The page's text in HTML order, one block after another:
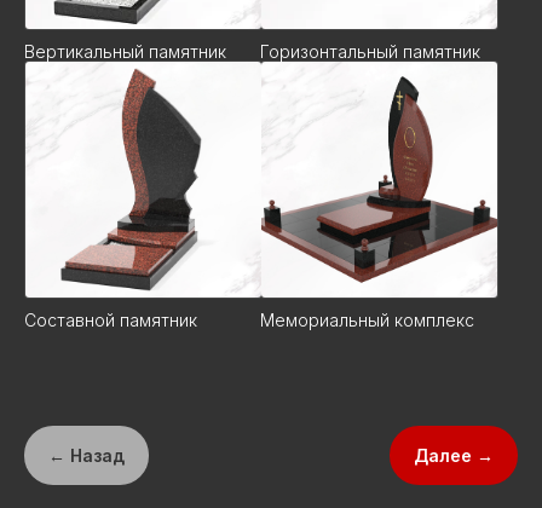
Вертикальный памятник Горизонтальный памятник
Составной памятник Мемориальный комплекс
← Назад Далее →